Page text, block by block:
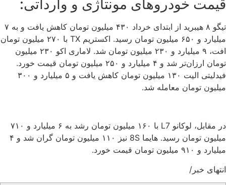
قیمت خودروهای مونتاژی و وارداتی:
تیگو ۸ هیبرید از ابتدای خرداد ۴۳۰ میلیون تومان کاهش یافت و به ۷
میلیارد و ۶۵۰ میلیون تومان رسید. اکستریم TX با ۲۷۰ میلیون تومان
افت، ۹ میلیارد و ۲۳۰ میلیون تومان شد. لاماری اکو ۲۳۰ میلیون
تومان ارزان‌تر شد و ۴ میلیارد و ۲۵۰ میلیون تومان قیمت خورد.
فیدلیتی الیت ۱۳۰ میلیون تومان کاهش یافت و ۵ میلیارد و ۳۰۰
میلیون تومان معامله شد.
در مقابل، لوکانو L7 با ۱۶۰ میلیون تومان رشد به ۶ میلیارد و ۷۱۰
میلیون تومان رسید. هایما 8S نیز ۱۱۰ میلیون تومان گران شد و ۴
میلیارد و ۹۱۰ میلیون تومان قیمت خورد.
انتهای خبر/